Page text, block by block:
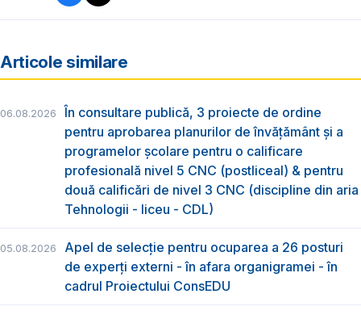
Articole similare
06.08.2026
În consultare publică, 3 proiecte de ordine
pentru aprobarea planurilor de învățământ și a
programelor școlare pentru o calificare
profesională nivel 5 CNC (postliceal) & pentru
două calificări de nivel 3 CNC (discipline din aria
Tehnologii - liceu - CDL)
05.08.2026
Apel de selecție pentru ocuparea a 26 posturi
de experți externi - în afara organigramei - în
cadrul Proiectului ConsEDU